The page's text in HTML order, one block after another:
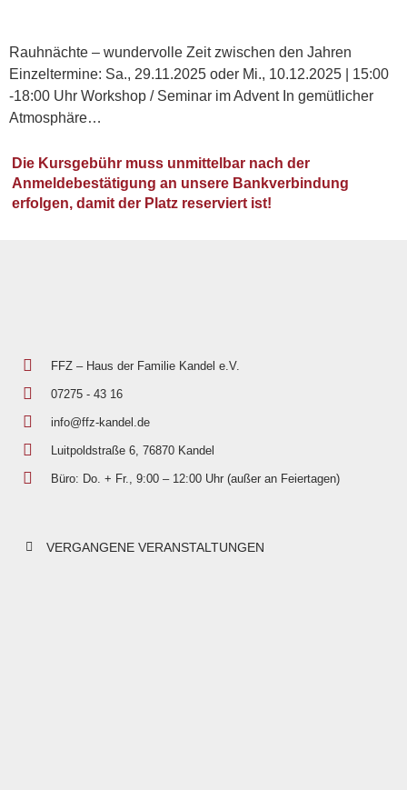
Rauhnächte – wundervolle Zeit zwischen den Jahren
Einzeltermine: Sa., 29.11.2025 oder Mi., 10.12.2025 | 15:00
-18:00 Uhr Workshop / Seminar im Advent In gemütlicher
Atmosphäre…
Die Kursgebühr muss unmittelbar nach der
Anmeldebestätigung an unsere Bankverbindung
erfolgen, damit der Platz reserviert ist!
FFZ – Haus der Familie Kandel e.V.
07275 - 43 16
info@ffz-kandel.de
Luitpoldstraße 6, 76870 Kandel
Büro: Do. + Fr., 9:00 – 12:00 Uhr (außer an Feiertagen)
VERGANGENE VERANSTALTUNGEN